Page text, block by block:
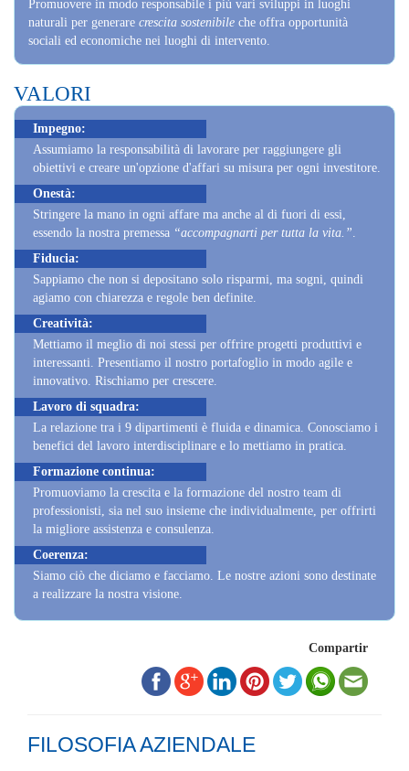
naturali per generare crescita sostenibile che offra opportunità
sociali ed economiche nei luoghi di intervento.
VALORI
Impegno:
Assumiamo la responsabilità di lavorare per raggiungere gli
obiettivi e creare un'opzione d'affari su misura per ogni investitore.
Onestà:
Stringere la mano in ogni affare ma anche al di fuori di essi,
essendo la nostra premessa“accompagnarti per tutta la vita.”
Fiducia:
Sappiamo che non si depositano solo risparmi, ma sogni, quindi
agiamo con chiarezza e regole ben definite.
Creatività:
Mettiamo il meglio di noi stessi per offrire progetti produttivi e
interessanti. Presentiamo il nostro portafoglio in modo agile e
innovativo. Rischiamo per crescere.
Lavoro di squadra:
La relazione tra i 9 dipartimenti è fluida e dinamica. Conosciamo i
benefici del lavoro interdisciplinare e lo mettiamo in pratica.
Formazione continua:
Promuoviamo la crescita e la formazione del nostro team di
professionisti, sia nel suo insieme che individualmente, per offrirti
la migliore assistenza e consulenza.
Coerenza:
Siamo ciò che diciamo e facciamo. Le nostre azioni sono destinate
a realizzare la nostra visione.
FILOSOFIA AZIENDALE